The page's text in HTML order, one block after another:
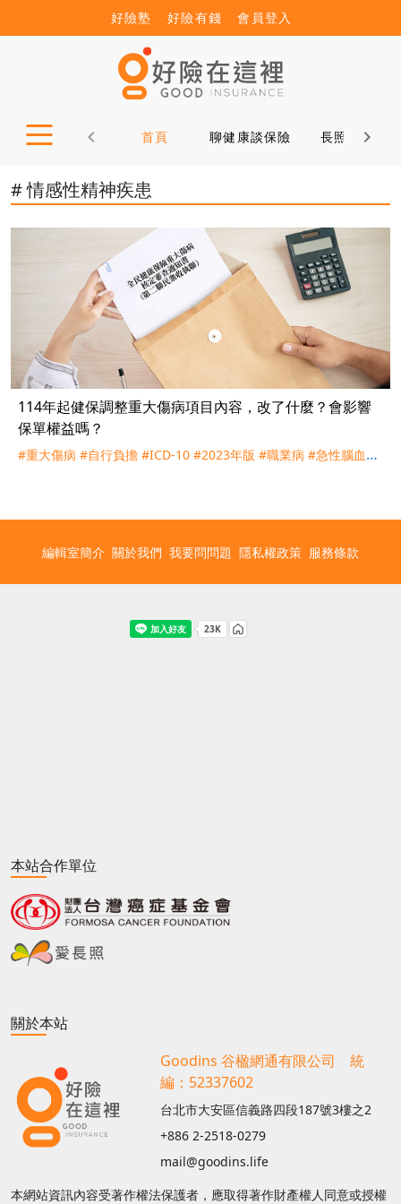
好險塾 好險有錢 會員登入
首頁 聊健康談保險 長照12問
# 情感性精神疾患
114年起健保調整重大傷病項目內容，改了什麼？會影響
保單權益嗎？
#重大傷病 #自行負擔 #ICD-10 #2023年版 #職業病 #急性腦血管
編輯室簡介 關於我們 我要問問題 隱私權政策 服務條款
本站合作單位
關於本站
Goodins 谷楹網通有限公司 統
編：52337602
台北市大安區信義路四段187號3樓之2
+886 2-2518-0279
mail@goodins.life
本網站資訊內容受著作權法保護者，應取得著作財產權人同意或授權